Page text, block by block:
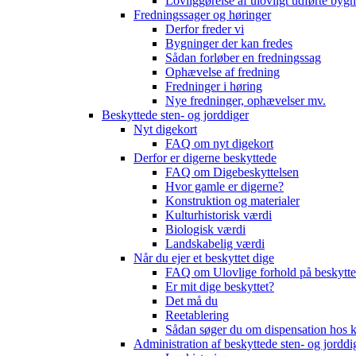
Fredningssager og høringer
Derfor freder vi
Bygninger der kan fredes
Sådan forløber en fredningssag
Ophævelse af fredning
Fredninger i høring
Nye fredninger, ophævelser mv.
Beskyttede sten- og jorddiger
Nyt digekort
FAQ om nyt digekort
Derfor er digerne beskyttede
FAQ om Digebeskyttelsen
Hvor gamle er digerne?
Konstruktion og materialer
Kulturhistorisk værdi
Biologisk værdi
Landskabelig værdi
Når du ejer et beskyttet dige
FAQ om Ulovlige forhold på
Er mit dige beskyttet?
Det må du
Reetablering
Sådan søger du om dispensation hos
Administration af beskyttede sten- og